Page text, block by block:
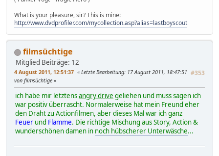
What is your pleasure, sir? This is mine:
http://www.dvdprofiler.com/mycollection.asp?alias=lastboyscout
filmsüchtige
Mitglied Beiträge: 12
4 August 2011, 12:51:37 #353
Letzte Bearbeitung: 17 August 2011, 18:47:51
von filmsüchtige
ich habe mir letztensangry drive geliehen und muss sagen ich
war positiv überrascht. Normalerweise hat mein Freund eher
den Draht zu Actionfilmen, aber dieses Mal war ich ganz
Feuer und Flamme. Die richtige Mischung aus Story, Action &
wunderschönen damen in noch hübscherer Unterwäsche...